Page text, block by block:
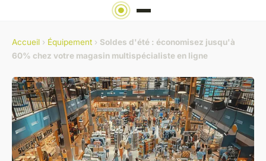
Accueil › Équipement › Soldes d'été : économisez jusqu'à
60% chez votre magasin multispécialiste en ligne